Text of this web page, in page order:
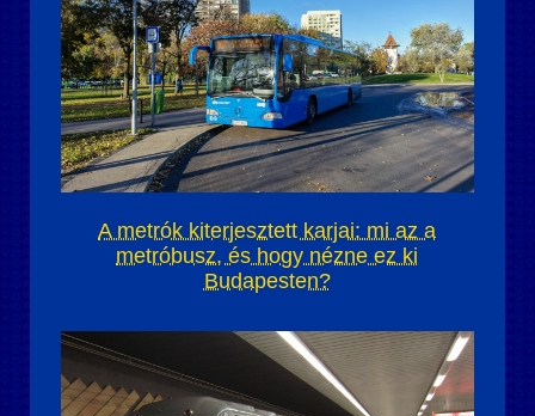
A metrók kiterjesztett karjai: mi az a
metróbusz, és hogy nézne ez ki
Budapesten?